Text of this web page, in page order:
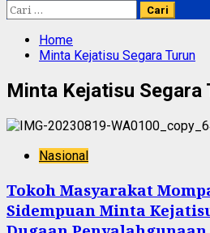
Cari
untuk:
Home
Minta Kejatisu Segara Turun
Minta Kejatisu Segara
Nasional
Tokoh Masyarakat
Sidempuan Minta